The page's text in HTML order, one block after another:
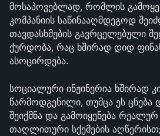
მოსაპოვებლად, რომლის
კომპანიის საწინააღმდეგოდ
თავდასხმების გავრცელებული
ქურდობა, რაც ხშირად დიდ
ასოცირდება.
სოციალური ინჟინერია ხშირად
წარმოდგენილი, თუმცა ეს ცნება
შეიქმნა და გამოიყენება
თაღლითური სქემების